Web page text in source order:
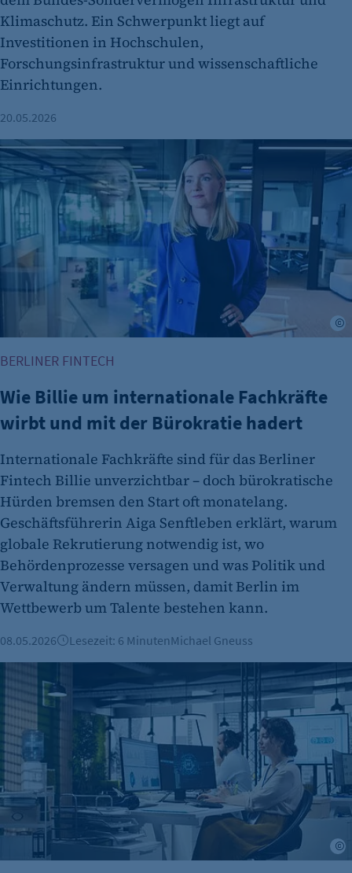
Klimaschutz. Ein Schwerpunkt liegt auf
Investitionen in Hochschulen,
Forschungsinfrastruktur und wissenschaftliche
Einrichtungen.
20.05.2026
Wie Billie um internationale Fachkräfte wirbt und mit der
BERLINER FINTECH
Wie Billie um internationale Fachkräfte
wirbt und mit der Bürokratie hadert
Internationale Fachkräfte sind für das Berliner
Fintech Billie unverzichtbar – doch bürokratische
Hürden bremsen den Start oft monatelang.
Geschäftsführerin Aiga Senftleben erklärt, warum
globale Rekrutierung notwendig ist, wo
Behördenprozesse versagen und was Politik und
Verwaltung ändern müssen, damit Berlin im
Wettbewerb um Talente bestehen kann.
08.05.2026 Lesezeit: 6 MinutenMichael Gneuss
Neue Rollenprofile durch KI: Qualifizierung statt Jobabbau